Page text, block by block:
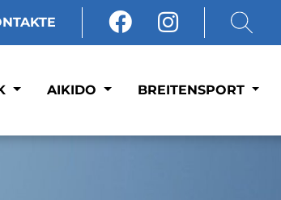
AIKIDO BREITENSPORT